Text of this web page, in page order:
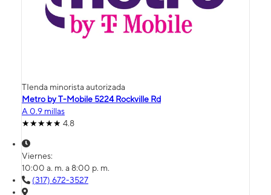
TIenda minorista autorizada
Metro by T-Mobile 5224 Rockville Rd
A 0.9 millas
4.8
Viernes:
10:00 a. m. a 8:00 p. m.
(317) 672-3527